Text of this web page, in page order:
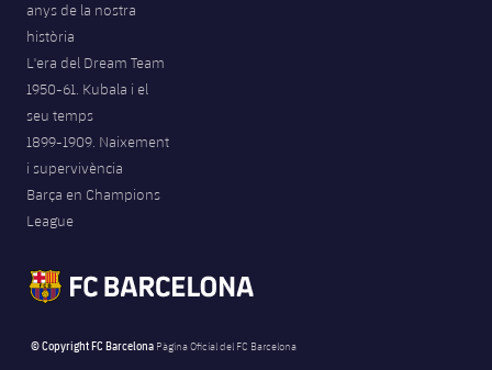
anys de la nostra
història
L'era del Dream Team
1950-61. Kubala i el
seu temps
1899-1909. Naixement
i supervivència
Barça en Champions
League
© Copyright FC Barcelona Pàgina Oficial del FC Barcelona